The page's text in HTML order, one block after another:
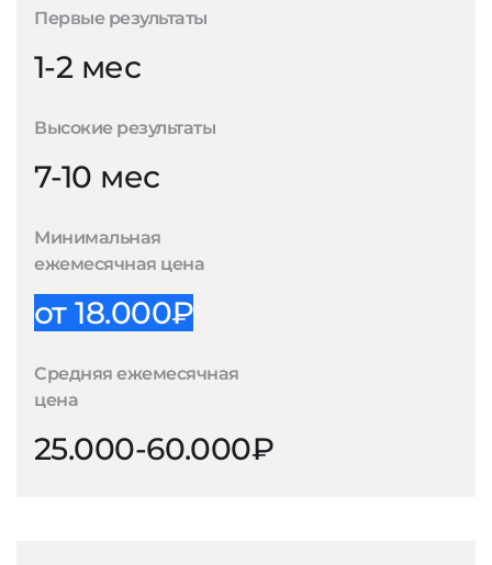
Первые результаты
1-2 мес
Высокие результаты
7-10 мес
Минимальная
ежемесячная цена
от 18.000₽
Средняя ежемесячная
цена
25.000-60.000₽